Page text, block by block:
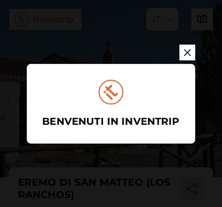
IT
EREMO DI SAN MATTEO (LOS
RANCHOS)
BENVENUTI IN INVENTRIP